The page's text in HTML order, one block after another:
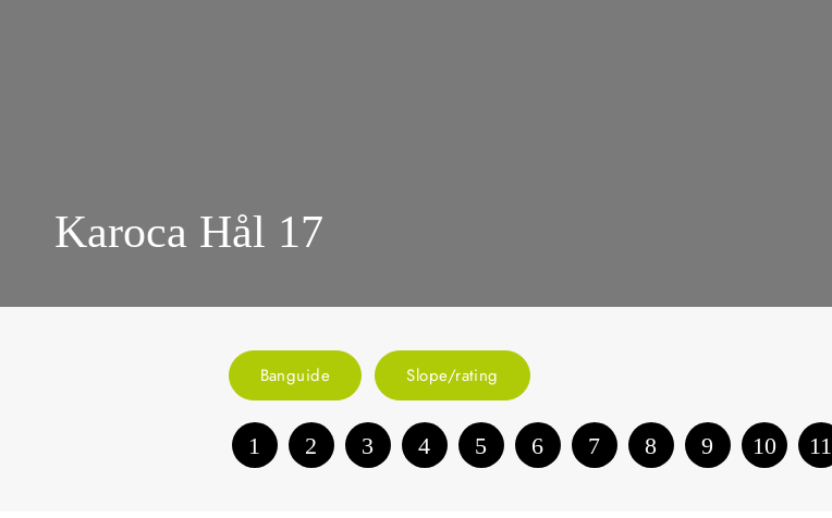
Karoca Hål 17
Banguide Slope/rating
1 2 3 4 5 6 7 8 9 10 11